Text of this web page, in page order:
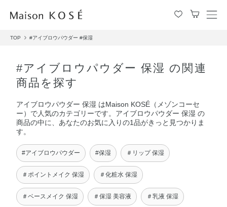
メ
TOP #アイブロウパウダー #保湿
#アイブロウパウダー 保湿 の関連
商品を探す
アイブロウパウダー 保湿 はMaison KOSÉ（メゾンコーセ
ー）で人気のカテゴリーです。アイブロウパウダー 保湿 の
商品の中に、あなたのお気に入りの1品がきっと見つかりま
す。
#アイブロウパウダー #保湿 ＃リップ 保湿
＃ポイントメイク 保湿 ＃化粧水 保湿
＃ベースメイク 保湿 ＃保湿 美容液 ＃乳液 保湿